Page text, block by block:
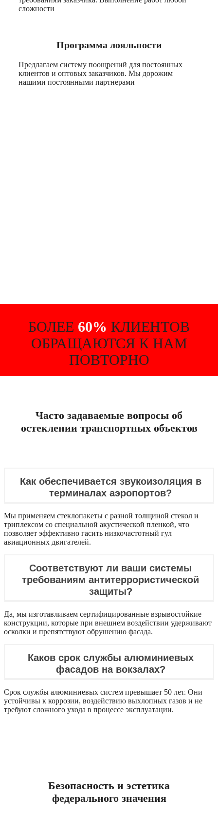
сложности
Программа лояльности
Предлагаем систему поощрений для постоянных
клиентов и оптовых заказчиков. Мы дорожим
нашими постоянными партнерами
БОЛЕЕ 60% КЛИЕНТОВ
ОБРАЩАЮТСЯ К НАМ
ПОВТОРНО
Часто задаваемые вопросы об
остеклении транспортных объектов
Как обеспечивается звукоизоляция в
терминалах аэропортов?
Мы применяем стеклопакеты с разной толщиной стекол и
триплексом со специальной акустической пленкой, что
позволяет эффективно гасить низкочастотный гул
авиационных двигателей.
Соответствуют ли ваши системы
требованиям антитеррористической
защиты?
Да, мы изготавливаем сертифицированные взрывостойкие
конструкции, которые при внешнем воздействии удерживают
осколки и препятствуют обрушению фасада.
Каков срок службы алюминиевых
фасадов на вокзалах?
Срок службы алюминиевых систем превышает 50 лет. Они
устойчивы к коррозии, воздействию выхлопных газов и не
требуют сложного ухода в процессе эксплуатации.
Безопасность и эстетика
федерального значения